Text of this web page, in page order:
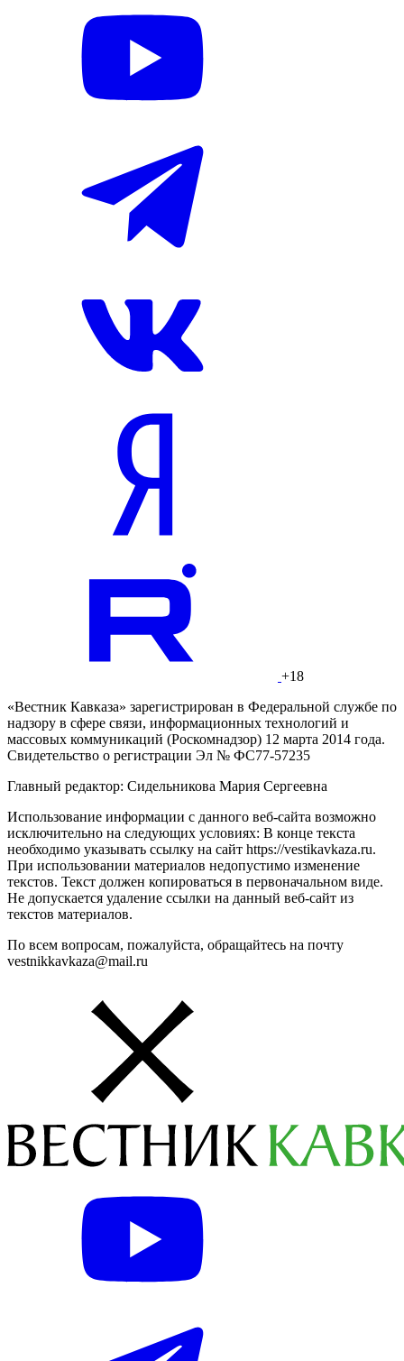
+18
«Вестник Кавказа» зарегистрирован в Федеральной службе по
надзору в сфере связи, информационных технологий и
массовых коммуникаций (Роскомнадзор) 12 марта 2014 года.
Свидетельство о регистрации Эл № ФС77-57235
Главный редактор: Сидельникова Мария Сергеевна
Использование информации с данного веб-сайта возможно
исключительно на следующих условиях: В конце текста
необходимо указывать ссылку на сайт https://vestikavkaza.ru.
При использовании материалов недопустимо изменение
текстов. Текст должен копироваться в первоначальном виде.
Не допускается удаление ссылки на данный веб-сайт из
текстов материалов.
По всем вопросам, пожалуйста, обращайтесь на почту
vestnikkavkaza@mail.ru